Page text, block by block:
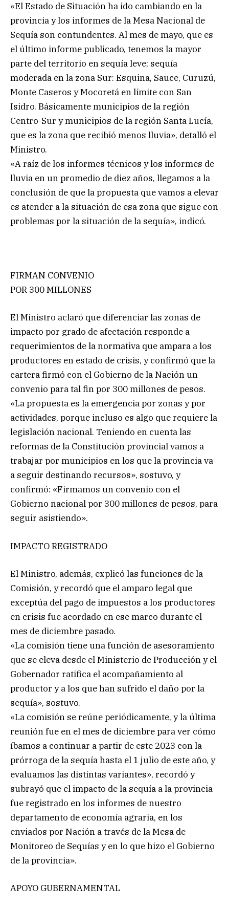
«El Estado de Situación ha ido cambiando en la
provincia y los informes de la Mesa Nacional de
Sequía son contundentes. Al mes de mayo, que es
el último informe publicado, tenemos la mayor
parte del territorio en sequía leve; sequía
moderada en la zona Sur: Esquina, Sauce, Curuzú,
Monte Caseros y Mocoretá en límite con San
Isidro. Básicamente municipios de la región
Centro-Sur y municipios de la región Santa Lucía,
que es la zona que recibió menos lluvia», detalló el
Ministro.
«A raíz de los informes técnicos y los informes de
lluvia en un promedio de diez años, llegamos a la
conclusión de que la propuesta que vamos a elevar
es atender a la situación de esa zona que sigue con
problemas por la situación de la sequía», indicó.
FIRMAN CONVENIO
POR 300 MILLONES
El Ministro aclaró que diferenciar las zonas de
impacto por grado de afectación responde a
requerimientos de la normativa que ampara a los
productores en estado de crisis, y confirmó que la
cartera firmó con el Gobierno de la Nación un
convenio para tal fin por 300 millones de pesos.
«La propuesta es la emergencia por zonas y por
actividades, porque incluso es algo que requiere la
legislación nacional. Teniendo en cuenta las
reformas de la Constitución provincial vamos a
trabajar por municipios en los que la provincia va
a seguir destinando recursos», sostuvo, y
confirmó: «Firmamos un convenio con el
Gobierno nacional por 300 millones de pesos, para
seguir asistiendo».
IMPACTO REGISTRADO
El Ministro, además, explicó las funciones de la
Comisión, y recordó que el amparo legal que
exceptúa del pago de impuestos a los productores
en crisis fue acordado en ese marco durante el
mes de diciembre pasado.
«La comisión tiene una función de asesoramiento
que se eleva desde el Ministerio de Producción y el
Gobernador ratifica el acompañamiento al
productor y a los que han sufrido el daño por la
sequía», sostuvo.
«La comisión se reúne periódicamente, y la última
reunión fue en el mes de diciembre para ver cómo
íbamos a continuar a partir de este 2023 con la
prórroga de la sequía hasta el 1 julio de este año, y
evaluamos las distintas variantes», recordó y
subrayó que el impacto de la sequía a la provincia
fue registrado en los informes de nuestro
departamento de economía agraria, en los
enviados por Nación a través de la Mesa de
Monitoreo de Sequías y en lo que hizo el Gobierno
de la provincia».
APOYO GUBERNAMENTAL